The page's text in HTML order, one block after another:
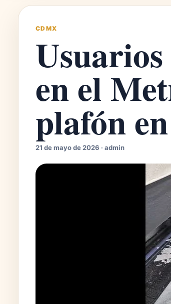
CDMX
en el
plafón
21 de mayo de 2026 · admin